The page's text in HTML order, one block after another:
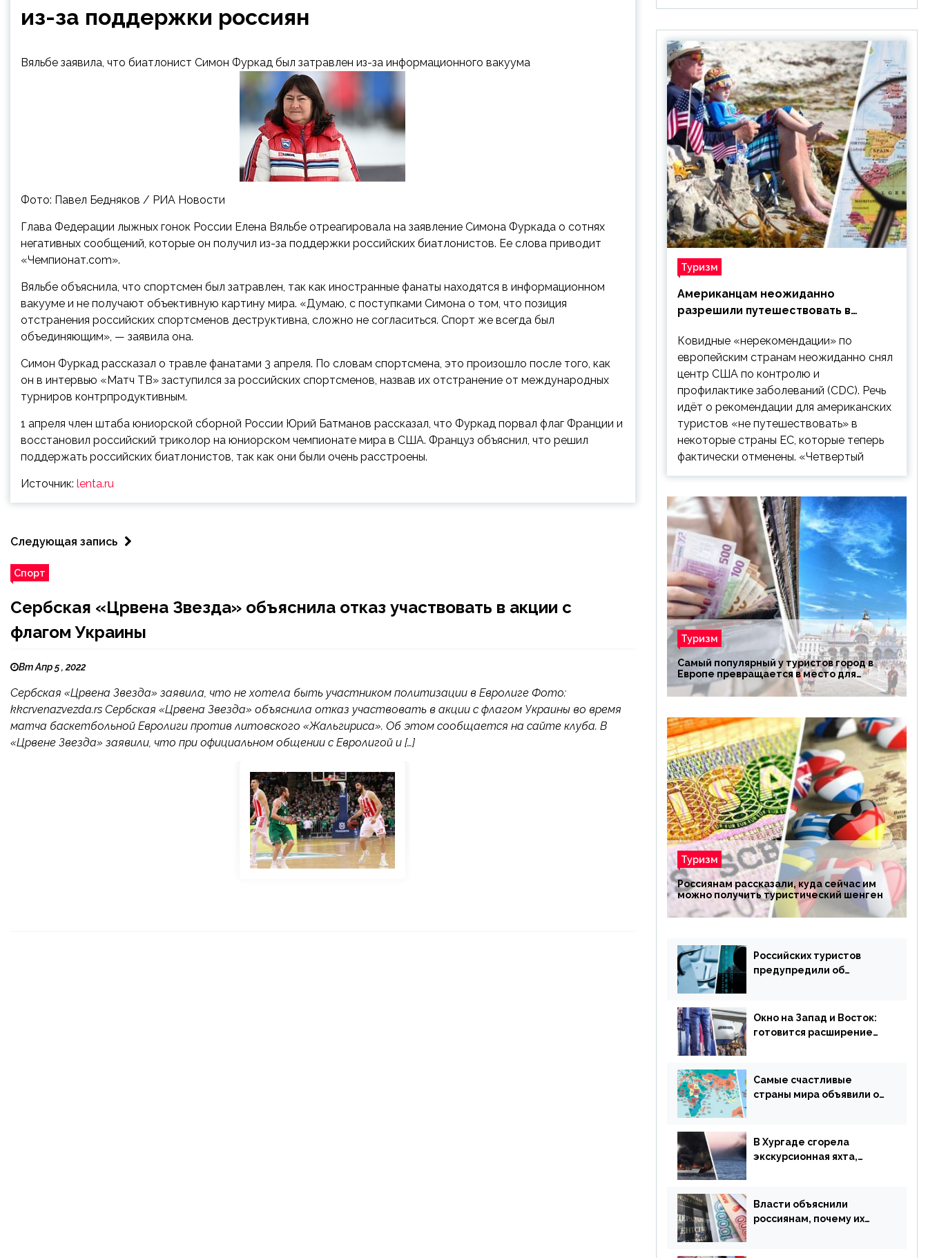
из-за поддержки россиян
Вяльбе заявила, что биатлонист Симон Фуркад был затравлен из-за информационного вакуума
Фото: Павел Бедняков / РИА Новости
Глава Федерации лыжных гонок России Елена Вяльбе отреагировала на заявление Симона Фуркада о сотнях
негативных сообщений, которые он получил из-за поддержки российских биатлонистов. Ее слова приводит
«Чемпионат.com».
Вяльбе объяснила, что спортсмен был затравлен, так как иностранные фанаты находятся в информационном
вакууме и не получают объективную картину мира. «Думаю, с поступками Симона о том, что позиция
отстранения российских спортсменов деструктивна, сложно не согласиться. Спорт же всегда был
объединяющим», — заявила она.
Симон Фуркад рассказал о травле фанатами 3 апреля. По словам спортсмена, это произошло после того, как
он в интервью «Матч ТВ» заступился за российских спортсменов, назвав их отстранение от международных
турниров контрпродуктивным.
1 апреля член штаба юниорской сборной России Юрий Батманов рассказал, что Фуркад порвал флаг Франции и
восстановил российский триколор на юниорском чемпионате мира в США. Француз объяснил, что решил
поддержать российских биатлонистов, так как они были очень расстроены.
Источник: lenta.ru
Следующая запись
Спорт
Сербская «Црвена Звезда» объяснила отказ участвовать в акции с
флагом Украины
Вт Апр 5 , 2022
Сербская «Црвена Звезда» заявила, что не хотела быть участником политизации в Евролиге Фото:
kkcrvenazvezda.rs Сербская «Црвена Звезда» объяснила отказ участвовать в акции с флагом Украины во время
матча баскетбольной Евролиги против литовского «Жальгириса». Об этом сообщается на сайте клуба. В
«Црвене Звезда» заявили, что при официальном общении с Евролигой и […]
Туризм
Американцам неожиданно
разрешили путешествовать в
Ковидные «нерекомендации» по
европейским странам неожиданно снял
центр США по контролю и
профилактике заболеваний (CDC). Речь
идёт о рекомендации для американских
туристов «не путешествовать» в
некоторые страны ЕС, которые теперь
фактически отменены. «Четвертый
Туризм
Самый популярный у туристов город в
Европе превращается в место для
избранных
Туризм
Россиянам рассказали, куда сейчас им
можно получить туристический шенген
Российских туристов
предупредили об
мошенничества
Окно на Запад и Восток:
готовится расширение
страну
Самые счастливые
страны мира объявили об
В Хургаде сгорела
экскурсионная яхта,
Власти объяснили
россиянам, почему их